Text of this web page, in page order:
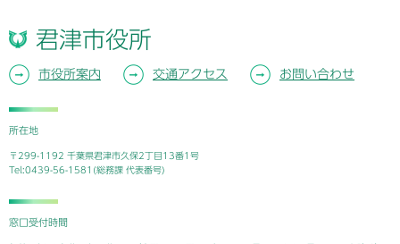
君津市役所
市役所案内 交通アクセス お問い合わせ
所在地
〒299-1192 千葉県君津市久保2丁目13番1号
Tel:0439-56-1581(総務課 代表番号)
窓口受付時間